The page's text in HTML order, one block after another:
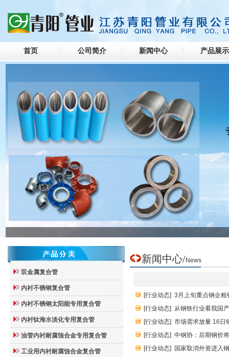
首页 公司简介 新闻中心 产品展示
双金属复合管
内衬不锈钢复合管
内衬不锈钢太阳能专用复合管
内衬钛海水淡化专用复合管
油管内衬耐腐蚀合金专用复合管
工业用内衬耐腐蚀合金复合管
新闻中心/News
[行业动态] 3月上旬重点钢企粗
[行业动态] 从钢铁行业看我国
[行业动态] 市场需求放量 16日
[行业动态] 中钢协：后期钢价
[行业动态]
国家取消外资进入